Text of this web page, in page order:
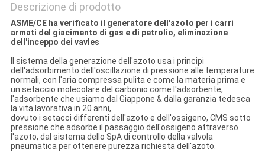
Descrizione di prodotto
ASME/CE ha verificato il generatore dell'azoto per i carri
armati del giacimento di gas e di petrolio, eliminazione
dell'inceppo dei vavles
Il sistema della generazione dell'azoto usa i principi
dell'adsorbimento dell'oscillazione di pressione alle temperature
normali, con l'aria compressa pulita e come la materia prima e
un setaccio molecolare del carbonio come l'adsorbente,
l'adsorbente che usiamo dal Giappone & dalla garanzia tedesca
la vita lavorativa in 20 anni,
dovuto i setacci differenti dell'azoto e dell'ossigeno, CMS sotto
pressione che adsorbe il passaggio dell'ossigeno attraverso
l'azoto, dal sistema dello SpA di controllo della valvola
pneumatica per ottenere purezza richiesta dell'azoto.